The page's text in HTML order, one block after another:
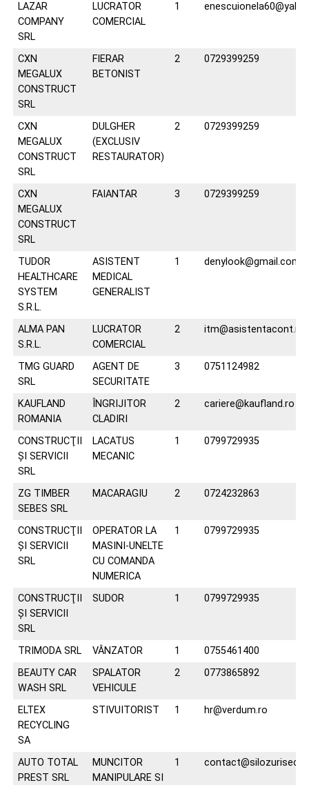
LAZAR
COMPANY
SRL
LUCRATOR
COMERCIAL
1
CXN
MEGALUX
CONSTRUCT
SRL
FIERAR
BETONIST
2 0729399259
CXN
MEGALUX
CONSTRUCT
SRL
DULGHER
(EXCLUSIV
RESTAURATOR)
2 0729399259
CXN
MEGALUX
CONSTRUCT
SRL
FAIANTAR 3 0729399259
TUDOR
HEALTHCARE
SYSTEM
S.R.L.
ASISTENT
MEDICAL
GENERALIST
1 denylook@gmail.com
ALMA PAN
S.R.L.
LUCRATOR
COMERCIAL
2 itm@asistentacont.ro
TMG GUARD
SRL
AGENT DE
SECURITATE
3 0751124982
KAUFLAND
ROMANIA
ÎNGRIJITOR
CLADIRI
2 cariere@kaufland.ro
CONSTRUCŢII
ŞI SERVICII
SRL
LACATUS
MECANIC
1 0799729935
ZG TIMBER
SEBES SRL
MACARAGIU 2 0724232863
CONSTRUCŢII
ŞI SERVICII
SRL
OPERATOR LA
MASINI-UNELTE
CU COMANDA
NUMERICA
1 0799729935
CONSTRUCŢII
ŞI SERVICII
SRL
SUDOR 1 0799729935
TRIMODA SRL VÂNZATOR 1
0755461400
BEAUTY CAR
WASH SRL
SPALATOR
VEHICULE
2 0773865892
ELTEX
RECYCLING
SA
STIVUITORIST 1 hr@verdum.ro
AUTO TOTAL
PREST SRL
MUNCITOR
MANIPULARE SI
1